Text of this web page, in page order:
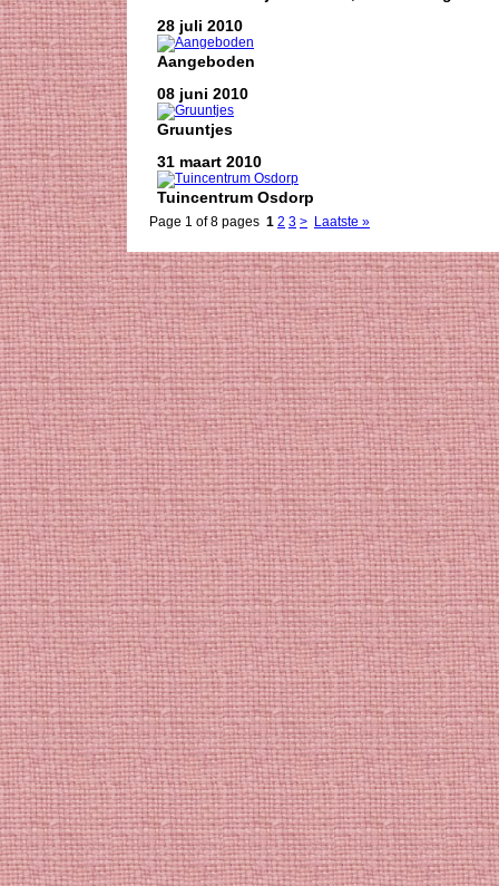
28 juli 2010
Aangeboden
08 juni 2010
Gruuntjes
31 maart 2010
Tuincentrum Osdorp
Page 1 of 8 pages 1 2 3 > Laatste »